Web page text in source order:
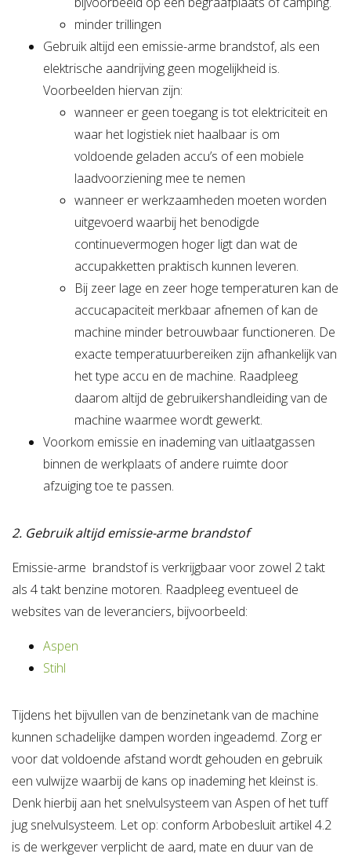
minder trillingen
Gebruik altijd een emissie-arme brandstof, als een
elektrische aandrijving geen mogelijkheid is.
Voorbeelden hiervan zijn:
wanneer er geen toegang is tot elektriciteit en
waar het logistiek niet haalbaar is om
voldoende geladen accu’s of een mobiele
laadvoorziening mee te nemen
wanneer er werkzaamheden moeten worden
uitgevoerd waarbij het benodigde
continuevermogen hoger ligt dan wat de
accupakketten praktisch kunnen leveren.
Bij zeer lage en zeer hoge temperaturen kan de
accucapaciteit merkbaar afnemen of kan de
machine minder betrouwbaar functioneren. De
exacte temperatuurbereiken zijn afhankelijk van
het type accu en de machine. Raadpleeg
daarom altijd de gebruikershandleiding van de
machine waarmee wordt gewerkt.
Voorkom emissie en inademing van uitlaatgassen
binnen de werkplaats of andere ruimte door
afzuiging toe te passen.
2. Gebruik altijd emissie-arme brandstof
Emissie-arme brandstof is verkrijgbaar voor zowel 2 takt
als 4 takt benzine motoren. Raadpleeg eventueel de
websites van de leveranciers, bijvoorbeeld:
Aspen
Stihl
Tijdens het bijvullen van de benzinetank van de machine
kunnen schadelijke dampen worden ingeademd. Zorg er
voor dat voldoende afstand wordt gehouden en gebruik
een vulwijze waarbij de kans op inademing het kleinst is.
Denk hierbij aan het snelvulsysteem van Aspen of het tuff
jug snelvulsysteem. Let op: conform Arbobesluit artikel 4.2
is de werkgever verplicht de aard, mate en duur van de